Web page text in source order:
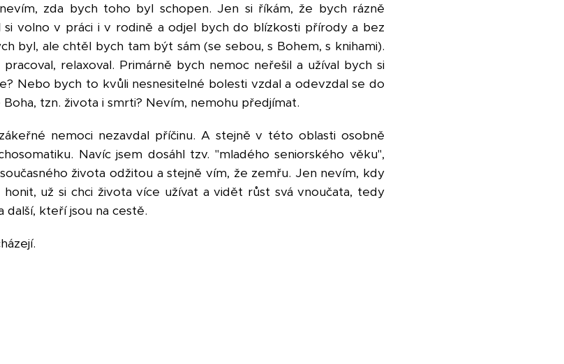
zda bych toho byl schopen. Jen si říkám, že bych rázně
si volno v práci i v rodině a odjel bych do blízkosti přírody a bez
byl, ale chtěl bych tam být sám (se sebou, s Bohem, s knihami).
relaxoval. Primárně bych nemoc neřešil a užíval bych si
Nebo bych to kvůli nesnesitelné bolesti vzdal a odevzdal se do
tzn. života i smrti? Nevím, nemohu předjímat.
nemoci nezavdal příčinu. A stejně v této oblasti osobně
Navíc jsem dosáhl tzv. "mladého seniorského věku",
života odžitou a stejně vím, že zemřu. Jen nevím, kdy
už si chci života více užívat a vidět růst svá vnoučata, tedy
další, kteří jsou na cestě.